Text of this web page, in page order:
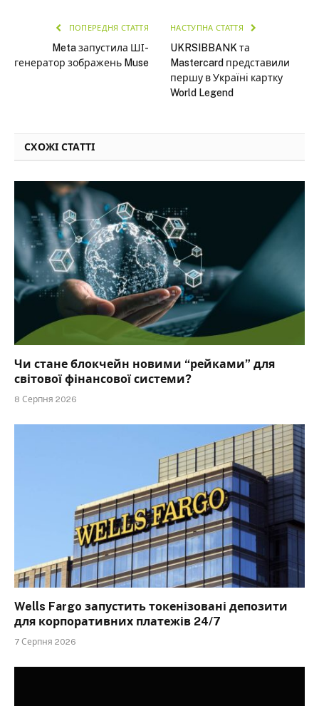
ПОПЕРЕДНЯ СТАТТЯ
Meta запустила ШІ-
генератор зображень Muse
НАСТУПНА СТАТТЯ
UKRSIBBANK та
Mastercard представили
першу в Україні картку
World Legend
СХОЖІ СТАТТІ
Чи стане блокчейн новими “рейками” для
світової фінансової системи?
8 Серпня 2026
Wells Fargo запустить токенізовані депозити
для корпоративних платежів 24/7
7 Серпня 2026